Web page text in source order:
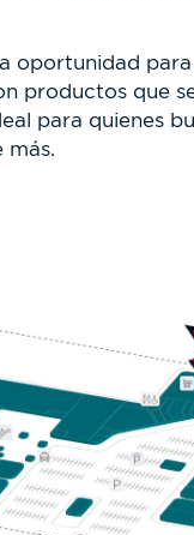
oportunidad
productos que
para quienes
más.